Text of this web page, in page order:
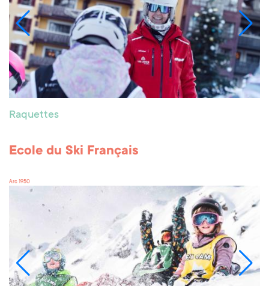
Raquettes
Ecole du Ski Français
Arc 1950